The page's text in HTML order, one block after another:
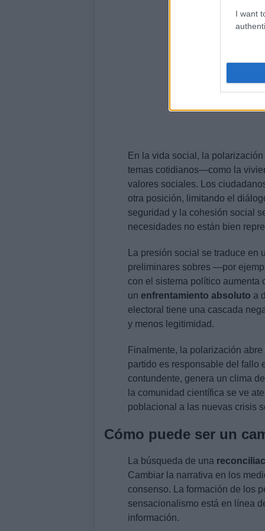
I want
En la vida social, la
temas cotidianos—como la
valores sociales. Los
otra posición, limitando el
seguridad y la cohesión social
necesidades no están bien
La presión social se traduce
preliminares sobres —por
con el sistema político aumenta
un enfrentamiento absoluto a
electoral tiene una cascada
y menos legitimidad.
Finalmente, la polarización
partido es responsable del fallo
contundente, genera un clima
la comunidad científica se ve
poblacional a las nuevas crisis
Cómo puede ser un
La búsqueda de una
Cambiar la narrativa en los
consenso. La formación de los
sensacionalismo está en línea
información.